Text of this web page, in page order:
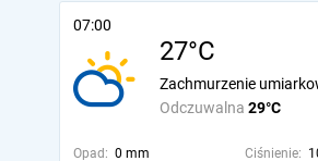
07:00
27°C
Odczuwalna 29°C
Zachmurzenie
Opad: 0 mm Ciśnienie: